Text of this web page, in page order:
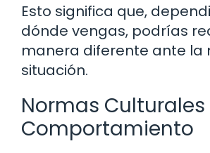
Esto significa que,
dónde vengas, podrías
manera diferente ante la
situación.
Normas Culturales
Comportamiento